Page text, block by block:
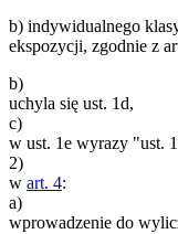
b) indywidualnego
ekspozycji, zgodnie z
b)
uchyla się ust. 1d,
c)
w ust. 1e wyrazy "ust.
2)
w art. 4:
a)
wprowadzenie do